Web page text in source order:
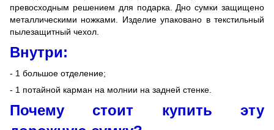
превосходным решением для подарка. Дно сумки защищено
металлическими ножками. Изделие упаковано в текстильный
пылезащитный чехол.
Внутри:
- 1 большое отделение;
- 1 потайной карман на молнии на задней стенке.
Почему стоит купить эту